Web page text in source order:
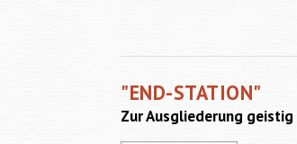
"END-STATION"
Zur Ausgliederung